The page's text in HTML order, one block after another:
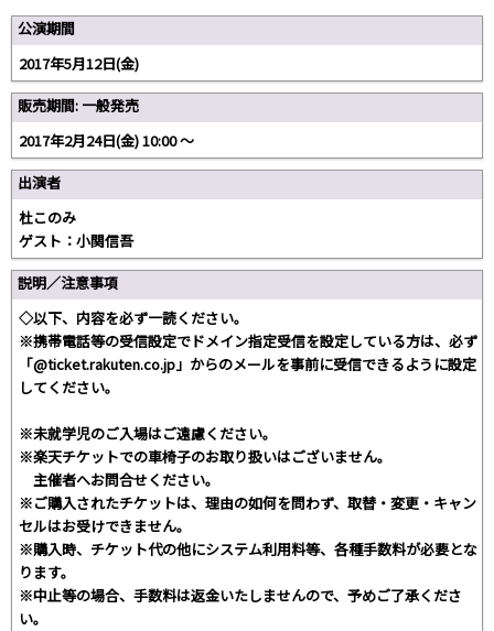
公演期間
2017年5月12日(金)
販売期間: 一般発売
2017年2月24日(金) 10:00 〜
出演者
杜このみ
ゲスト：小関信吾
説明／注意事項
◇以下、内容を必ず一読ください。
※携帯電話等の受信設定でドメイン指定受信を設定している方は、必ず
「@ticket.rakuten.co.jp」からのメールを事前に受信できるように設定
してください。
※未就学児のご入場はご遠慮ください。
※楽天チケットでの車椅子のお取り扱いはございません。
主催者へお問合せください。
※ご購入されたチケットは、理由の如何を問わず、取替・変更・キャン
セルはお受けできません。
※購入時、チケット代の他にシステム利用料等、各種手数料が必要とな
ります。
※中止等の場合、手数料は返金いたしませんので、予めご了承くださ
い。